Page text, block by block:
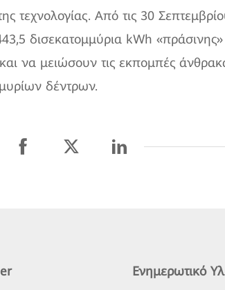
τεχνολογίας. Από τις 30
δισεκατομμύρια kWh
να μειώσουν τις εκπομπές
δέντρων.
Ενημερωτικό